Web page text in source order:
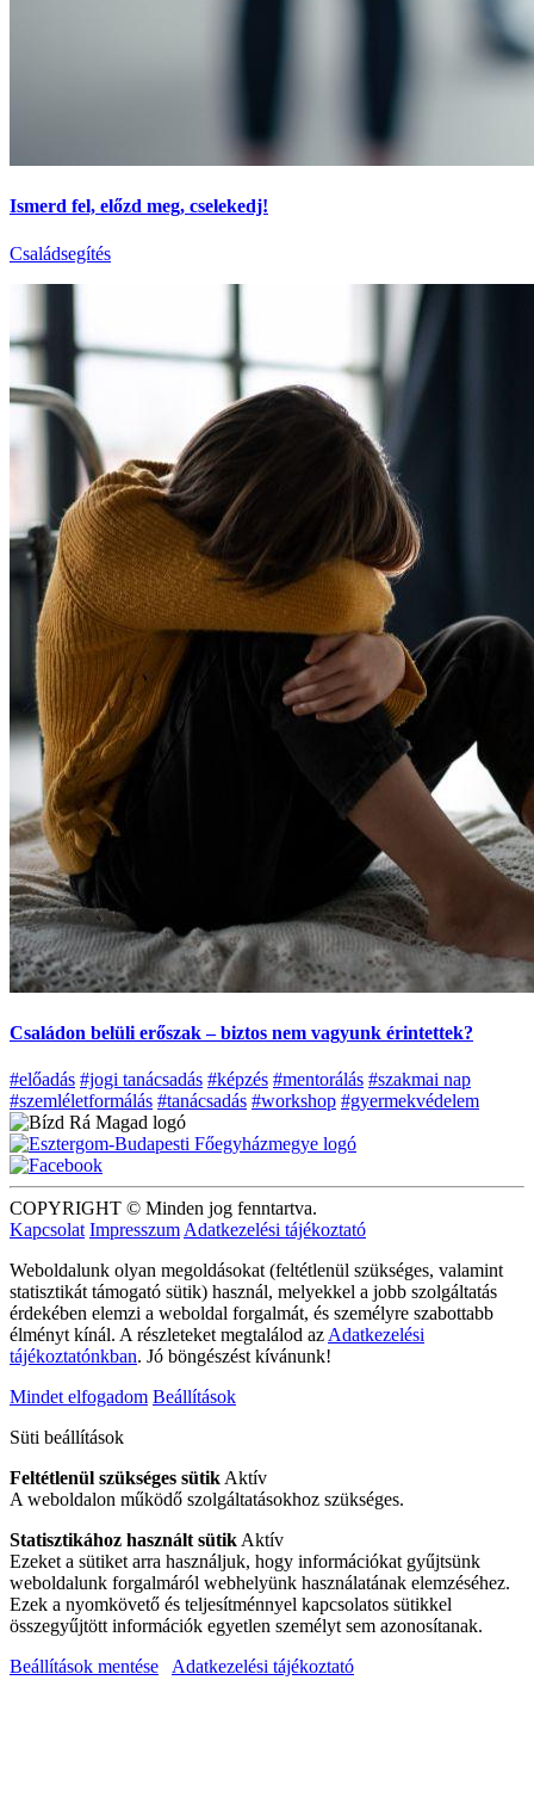
Ismerd fel, előzd meg, cselekedj!
Családsegítés
Családon belüli erőszak – biztos nem vagyunk érintettek?
#előadás #jogi tanácsadás #képzés #mentorálás #szakmai nap
#szemléletformálás #tanácsadás #workshop #gyermekvédelem
COPYRIGHT © Minden jog fenntartva.
Kapcsolat Impresszum Adatkezelési tájékoztató
Weboldalunk olyan megoldásokat (feltétlenül szükséges, valamint
statisztikát támogató sütik) használ, melyekkel a jobb szolgáltatás
érdekében elemzi a weboldal forgalmát, és személyre szabottabb
élményt kínál. A részleteket megtalálod az Adatkezelési
tájékoztatónkban. Jó böngészést kívánunk!
Mindet elfogadom Beállítások
Süti beállítások
Feltétlenül szükséges sütik Aktív
A weboldalon működő szolgáltatásokhoz szükséges.
Statisztikához használt sütik Aktív
Ezeket a sütiket arra használjuk, hogy információkat gyűjtsünk
weboldalunk forgalmáról webhelyünk használatának elemzéséhez.
Ezek a nyomkövető és teljesítménnyel kapcsolatos sütikkel
összegyűjtött információk egyetlen személyt sem azonosítanak.
Beállítások mentése
Adatkezelési tájékoztató